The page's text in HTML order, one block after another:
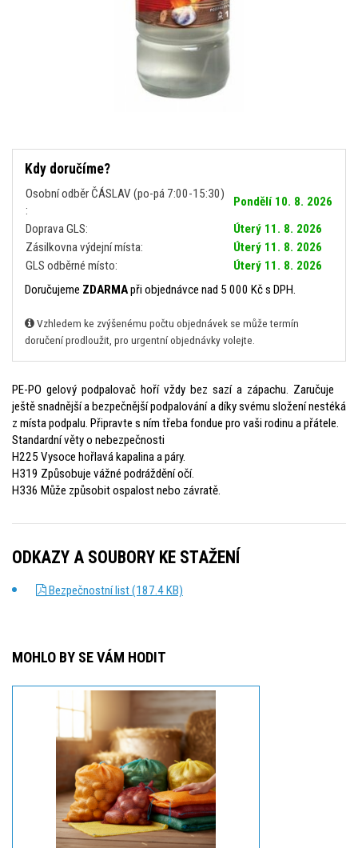
Kdy doručíme?
Osobní odběr ČÁSLAV (po-pá 7:00-15:30)
:
Pondělí 10. 8. 2026
Doprava GLS:
Úterý 11. 8. 2026
Zásilkovna výdejní místa:
Úterý 11. 8. 2026
GLS odběrné místo:
Úterý 11. 8. 2026
Doručujeme ZDARMApři objednávce nad 5 000 Kč s DPH.
Vzhledem ke zvýšenému počtu objednávek se může termín
doručení prodloužit, pro urgentní objednávky volejte.
PE-PO gelový podpalovač hoří vždy bez sazí a zápachu. Zaručuje
ještě snadnější a bezpečnější podpalování a díky svému složení nestéká
z místa podpalu. Připravte s ním třeba fondue pro vaši rodinu a přátele.
Standardní věty o nebezpečnosti
H225 Vysoce hořlavá kapalina a páry.
H319 Způsobuje vážné podráždění očí.
H336 Může způsobit ospalost nebo závratě.
ODKAZY A SOUBORY KE STAŽENÍ
Bezpečnostní list (187.4 KB)
MOHLO BY SE VÁM HODIT